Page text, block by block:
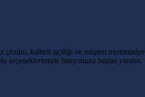
çözüm, kaliteli işçiliği ve müşteri
seçeneklerimizle banyonuzu baştan yaratın.